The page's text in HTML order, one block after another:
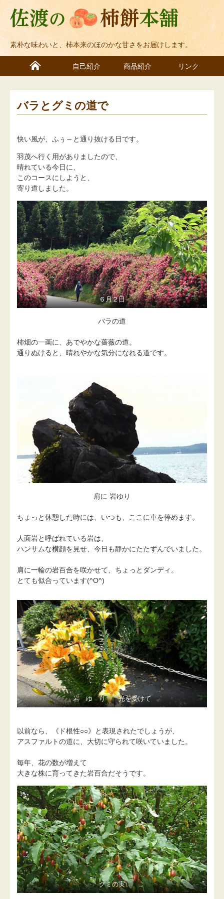
素朴な味わいと、柿本来のほのかな甘さをお届けします。
自己紹介 商品紹介 リンク
バラとグミの道で
快い風が、ふぅ～と通り抜ける日です。
羽茂へ行く用がありましたので、
晴れている今日に、
このコースにしようと、
寄り道しました。
６月２日
バラの道
柿畑の一画に、あでやかな薔薇の道。
通りぬけると、晴れやかな気分になれる道です。
肩に 岩ゆり
ちょっと休憩した時には、いつも、ここに車を停めます。
人面岩と呼ばれている岩は、
ハンサムな横顔を見せ、今日も静かにたたずんでいました。
肩に一輪の岩百合を咲かせて、ちょっとダンディ。
とても似合っています(^O^)
岩 ゆ り 光を受けて
以前なら、《ド根性○○》と表現されたでしょうが、
アスファルトの道に、大切に守られて咲いていました。
毎年、花の数が増えて
大きな株に育ってきた岩百合だそうです。
グミの実